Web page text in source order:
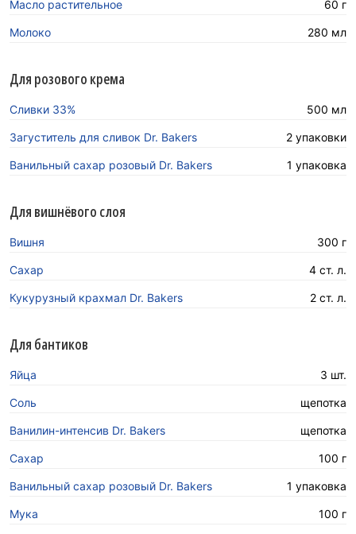
Масло растительное 60 г
Молоко 280 мл
Для розового крема
Сливки 33% 500 мл
Загуститель для сливок Dr. Bakers 2 упаковки
Ванильный сахар розовый Dr. Bakers 1 упаковка
Для вишнёвого слоя
Вишня 300 г
Сахар 4 ст. л.
Кукурузный крахмал Dr. Bakers 2 ст. л.
Для бантиков
Яйца 3 шт.
Соль щепотка
Ванилин-интенсив Dr. Bakers щепотка
Сахар 100 г
Ванильный сахар розовый Dr. Bakers 1 упаковка
Мука 100 г